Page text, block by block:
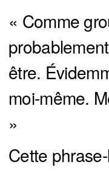
« Comme
être.
moi-même.
»
Cette